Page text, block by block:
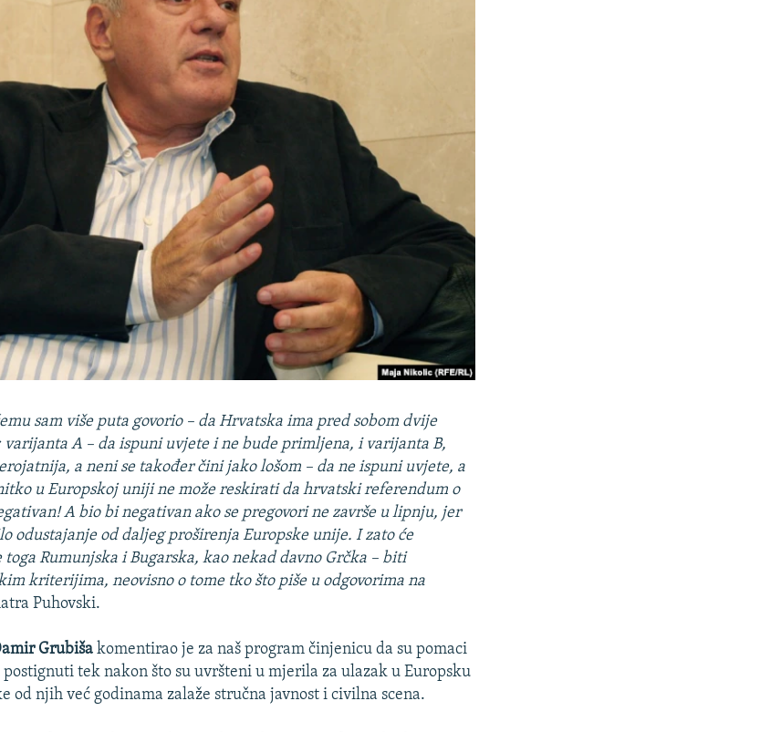
sam više puta govorio – da Hrvatska ima pred sobom dvije
A – da ispuni uvjete i ne bude primljena, i varijanta B,
a neni se također čini jako lošom – da ne ispuni uvjete, a
u Europskoj uniji ne može reskirati da hrvatski referendum o
A bio bi negativan ako se pregovori ne završe u lipnju, jer
odustajanje od daljeg proširenja Europske unije. I zato će
Rumunjska i Bugarska, kao nekad davno Grčka – biti
kriterijima, neovisno o tome tko što piše u odgovorima na
Puhovski.
Grubišakomentirao je za naš program činjenicu da su pomaci
tek nakon što su uvršteni u mjerila za ulazak u Europsku
od njih već godinama zalaže stručna javnost i civilna scena.